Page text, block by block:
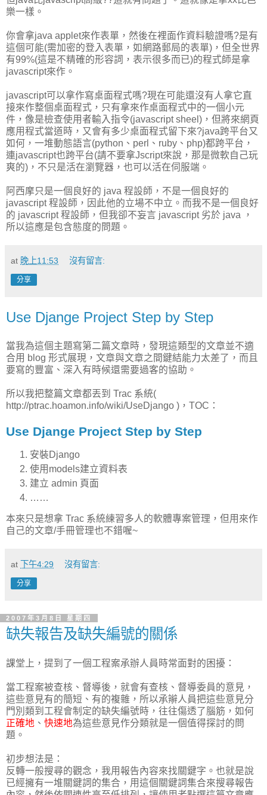
樂一樣。
你會拿java applet來作表單，然後在裡面作資料驗證嗎?是有
這個可能(需加密的登入表單，如網路郵局的表單)，但全世界
有99%(這是不精確的形容詞，表示很多而已)的程式師是拿
javascript來作。
javascript可以拿作寫桌面程式嗎?現在可能還沒有人拿它直
接來作整個桌面程式，只有拿來作桌面程式中的一個小元
件，像是檢查使用者輸入指令(javascript sheel)，但將來網頁
應用程式當道時，又會有多少桌面程式留下來?java跨平台又
如何，一堆動態語言(python、perl、ruby、php)都跨平台，
連javascript也跨平台(請不要拿Jscript來說，那是微軟自己玩
爽的)，不只是活在瀏覽器，也可以活在伺服端。
阿西摩只是一個良好的 java 程設師，不是一個良好的
javascript 程設師，因此他的立場不中立。而我不是一個良好
的 javascript 程設師，但我卻不妄言 javascript 劣於 java ，
所以這應是包含態度的問題。
at 晚上11:53 沒有留言:
分享
Use Djange Project Step by Step
當我為這個主題寫第二篇文章時，發現這類型的文章並不適
合用 blog 形式展現，文章與文章之間鍵結能力太差了，而且
要寫的豐富、深入有時候還需要過客的協助。
所以我把整篇文章都丟到 Trac 系統(
http://ptrac.hoamon.info/wiki/UseDjango )，TOC：
Use Djange Project Step by Step
安裝Django
使用models建立資料表
建立 admin 頁面
……
本來只是想拿 Trac 系統練習多人的軟體專案管理，但用來作
自己的文章/手冊管理也不錯喔~
at 下午4:29 沒有留言:
分享
2007年3月8日 星期四
缺失報告及缺失編號的關係
課堂上，提到了一個工程案承辦人員時常面對的困擾：
當工程案被查核、督導後，就會有查核、督導委員的意見，
這些意見有的簡短、有的複雜，所以承辮人員把這些意見分
門別類到工程會制定的缺失編號時，往往傷透了腦筋，如何
正確地 、 快速地為這些意見作分類就是一個值得探討的問
題。
初步想法是：
反轉一般搜尋的觀念，我用報告內容來找關鍵字。也就是說
已經擁有一堆關鍵詞的集合，用這個關鍵詞集合來搜尋報告